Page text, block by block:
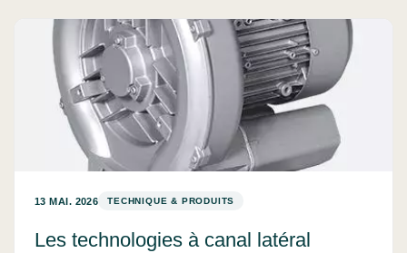
13 MAI. 2026 TECHNIQUE & PRODUITS
Les technologies à canal latéral